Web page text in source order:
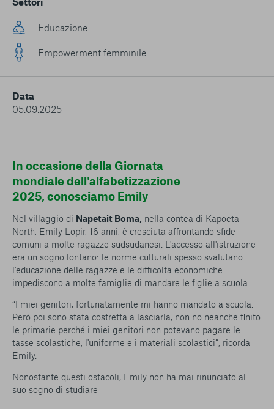
conto del fatto che il blocco di alcuni cookie può
funzionamento. Premendo “Conferma le mie scelte”, la
selezione relativa ai cookie effettuata verrà salvata. Se non è
stata selezionata alcuna opzione, premere questo pulsante
Cookies di marketing
Educazione
Empowerment femminile
Data
05.09.2025
In occasione della Giornata
mondiale dell'alfabetizzazione
2025, conosciamo Emily
Nel villaggio di Napetait Boma, nella contea di Kapoeta
North, Emily Lopir, 16 anni, è cresciuta affrontando sfide
comuni a molte ragazze sudsudanesi. L'accesso all'istruzione
era un sogno lontano: le norme culturali spesso svalutano
l'educazione delle ragazze e le difficoltà economiche
impediscono a molte famiglie di mandare le figlie a scuola.
“I miei genitori, fortunatamente mi hanno mandato a scuola.
Però poi sono stata costretta a lasciarla, non no neanche finito
le primarie perché i miei genitori non potevano pagare le
tasse scolastiche, l'uniforme e i materiali scolastici”, ricorda
Emily.
Nonostante questi ostacoli, Emily non ha mai rinunciato al
suo sogno di studiare